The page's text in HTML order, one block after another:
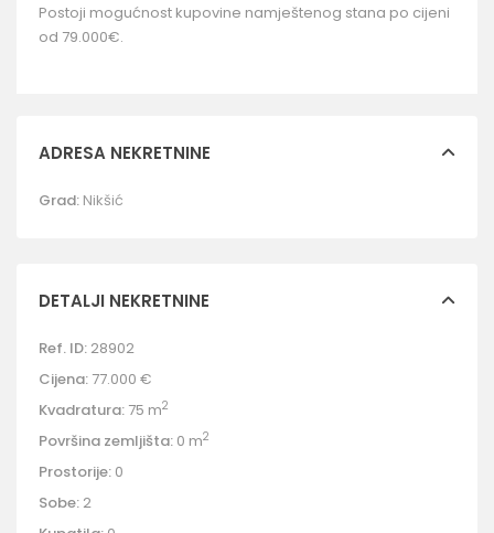
Postoji mogućnost kupovine namještenog stana po cijeni
od 79.000€.
ADRESA NEKRETNINE
Grad: Nikšić
DETALJI NEKRETNINE
Ref. ID: 28902
Cijena: 77.000 €
Kvadratura: 75 m2
Površina zemljišta: 0 m2
Prostorije: 0
Sobe: 2